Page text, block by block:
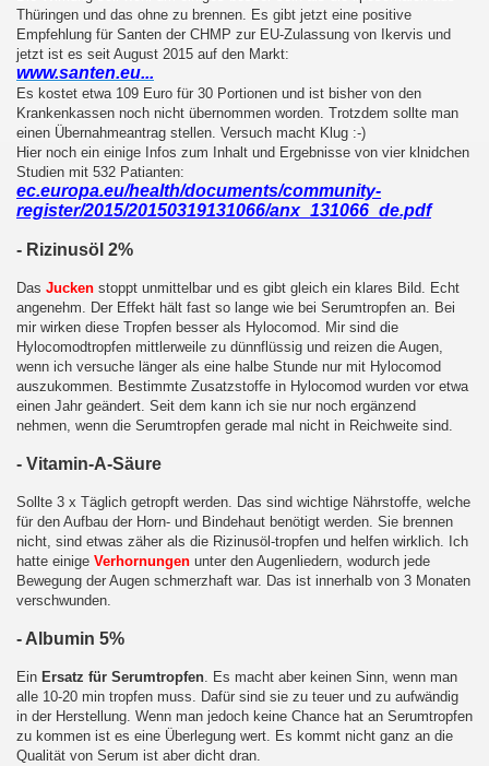
Thüringen und das ohne zu brennen. Es gibt jetzt eine positive
Empfehlung für Santen der CHMP zur EU-Zulassung von Ikervis und
jetzt ist es seit August 2015 auf den Markt:
www.santen.eu...
Es kostet etwa 109 Euro für 30 Portionen und ist bisher von den
Krankenkassen noch nicht übernommen worden. Trotzdem sollte man
einen Übernahmeantrag stellen. Versuch macht Klug :-)
Hier noch ein einige Infos zum Inhalt und Ergebnisse von vier klnidchen
Studien mit 532 Patianten:
ec.europa.eu/health/documents/community-
register/2015/20150319131066/anx_131066_de.pdf
- Rizinusöl 2%
Das Jucken stoppt unmittelbar und es gibt gleich ein klares Bild. Echt
angenehm. Der Effekt hält fast so lange wie bei Serumtropfen an. Bei
mir wirken diese Tropfen besser als Hylocomod. Mir sind die
Hylocomodtropfen mittlerweile zu dünnflüssig und reizen die Augen,
wenn ich versuche länger als eine halbe Stunde nur mit Hylocomod
auszukommen. Bestimmte Zusatzstoffe in Hylocomod wurden vor etwa
einen Jahr geändert. Seit dem kann ich sie nur noch ergänzend
nehmen, wenn die Serumtropfen gerade mal nicht in Reichweite sind.
- Vitamin-A-Säure
Sollte 3 x Täglich getropft werden. Das sind wichtige Nährstoffe, welche
für den Aufbau der Horn- und Bindehaut benötigt werden. Sie brennen
nicht, sind etwas zäher als die Rizinusöl-tropfen und helfen wirklich. Ich
hatte einige Verhornungen unter den Augenliedern, wodurch jede
Bewegung der Augen schmerzhaft war. Das ist innerhalb von 3 Monaten
verschwunden.
- Albumin 5%
Ein Ersatz für Serumtropfen. Es macht aber keinen Sinn, wenn man
alle 10-20 min tropfen muss. Dafür sind sie zu teuer und zu aufwändig
in der Herstellung. Wenn man jedoch keine Chance hat an Serumtropfen
zu kommen ist es eine Überlegung wert. Es kommt nicht ganz an die
Qualität von Serum ist aber dicht dran.